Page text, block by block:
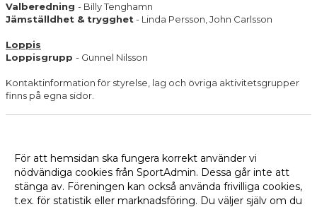
Valberedning - Billy Tenghamn
Jämställdhet & trygghet - Linda Persson, John Carlsson
Loppis
Loppisgrupp - Gunnel Nilsson
Kontaktinformation för styrelse, lag och övriga aktivitetsgrupper
finns på egna sidor.
Har ni synpunkter på hemsidan eller dess innehåll, tag kontakt
med vår webbmaster på:
E mail:webbmaster@horbyff.se
För att hemsidan ska fungera korrekt använder vi
nödvändiga cookies från SportAdmin. Dessa går inte att
stänga av. Föreningen kan också använda frivilliga cookies,
t.ex. för statistik eller marknadsföring. Du väljer själv om du